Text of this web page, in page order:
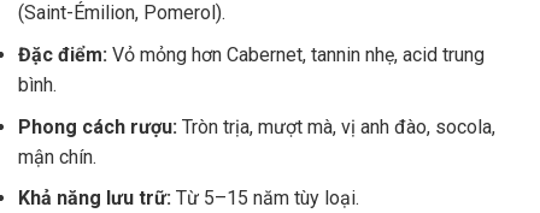
(Saint-Émilion, Pomerol).
Đặc điểm: Vỏ mỏng hơn Cabernet, tannin nhẹ, acid trung
bình.
Phong cách rượu: Tròn trịa, mượt mà, vị anh đào, socola,
mận chín.
Khả năng lưu trữ: Từ 5–15 năm tùy loại.